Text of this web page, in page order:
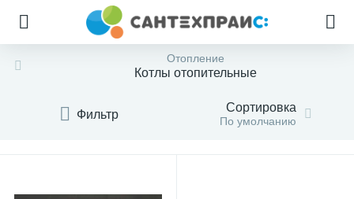
Отопление
Котлы отопительные
Фильтр Сортировка
По умолчанию